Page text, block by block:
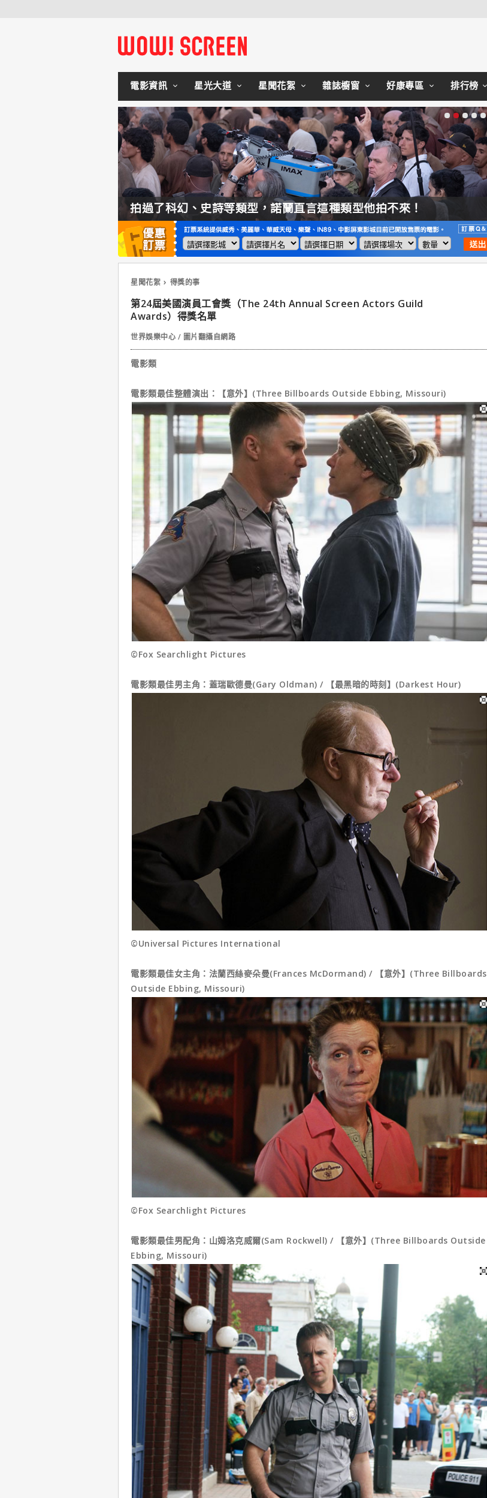
電影資訊 星光大道 星聞花絮 雜誌櫥窗 好康專區 排行榜
拍過了科幻、史詩等類型，諾蘭直言這種類型他拍不來！
星聞花絮 得獎的事
第24屆美國演員工會獎（The 24th Annual Screen Actors Guild
Awards）得獎名單
世界娛樂中心 / 圖片翻攝自網路
電影類
電影類最佳整體演出：【意外】(Three Billboards Outside Ebbing, Missouri)
©Fox Searchlight Pictures
電影類最佳男主角：蓋瑞歐德曼(Gary Oldman) / 【最黑暗的時刻】(Darkest Hour)
©Universal Pictures International
電影類最佳女主角：法蘭西絲麥朵曼(Frances McDormand) / 【意外】(Three Billboards
Outside Ebbing, Missouri)
©Fox Searchlight Pictures
電影類最佳男配角：山姆洛克威爾(Sam Rockwell) / 【意外】(Three Billboards Outside
Ebbing, Missouri)